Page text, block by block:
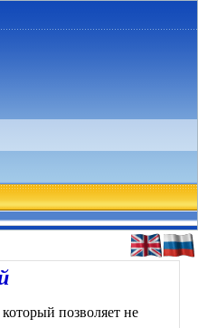
позволяет не